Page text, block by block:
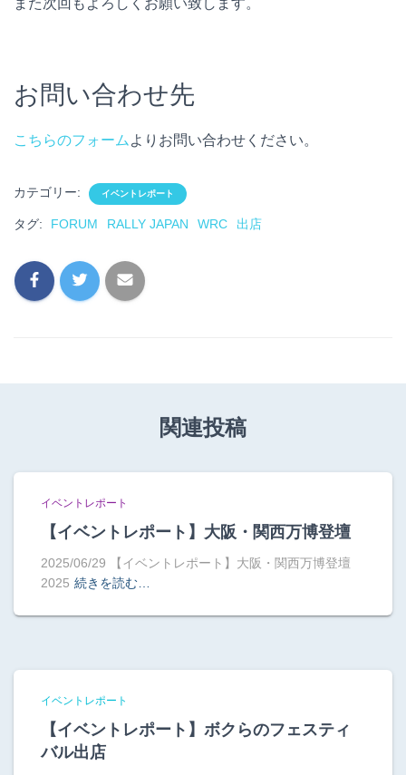
また次回もよろしくお願い致します。
お問い合わせ先
こちらのフォーム よりお問い合わせください。
カテゴリー: イベントレポート
タグ: FORUM RALLY JAPAN WRC 出店
関連投稿
イベントレポート
【イベントレポート】大阪・関西万博登壇
2025/06/29 【イベントレポート】大阪・関西万博登壇
2025 続きを読む…
イベントレポート
【イベントレポート】ボクらのフェスティ
バル出店